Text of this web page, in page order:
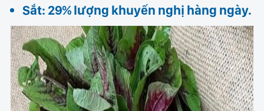
Sắt: 29% lượng khuyến nghị hàng ngày.